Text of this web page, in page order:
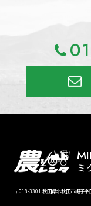
ミ
〒018-3301 秋田県北秋田市綴子